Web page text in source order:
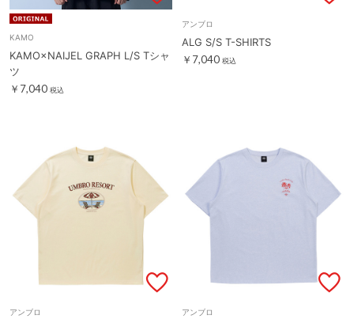
KAMO
KAMO×NAIJEL GRAPH L/S Tシャ
ツ
￥7,040 税込
アンブロ
ALG S/S T-SHIRTS
￥7,040 税込
アンブロ アンブロ